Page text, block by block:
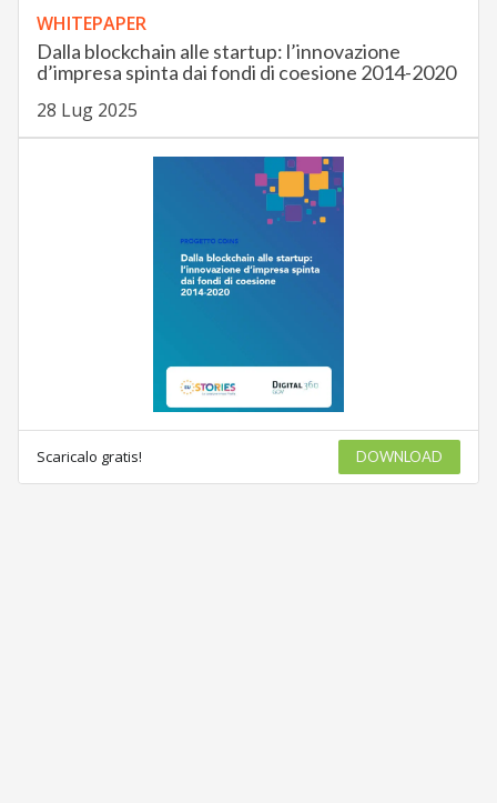
WHITEPAPER
Dalla blockchain alle startup: l’innovazione
d’impresa spinta dai fondi di coesione 2014-2020
28 Lug 2025
Scaricalo gratis! DOWNLOAD